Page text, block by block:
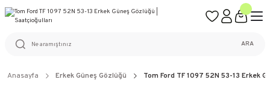
%100 ORİJİNAL ÜRÜN GARANTİSİ
ARA
Anasayfa Erkek Güneş Gözlüğü Tom Ford TF 1097 52N 53-13 Erkek